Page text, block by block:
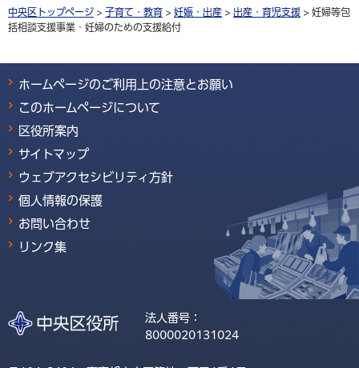
中央区トップページ > 子育て・教育 > 妊娠・出産 > 出産・育児支援 > 妊婦等包
括相談支援事業・妊婦のための支援給付
ホームページのご利用上の注意とお願い
このホームページについて
区役所案内
サイトマップ
ウェブアクセシビリティ方針
個人情報の保護
お問い合わせ
リンク集
法人番号：
8000020131024